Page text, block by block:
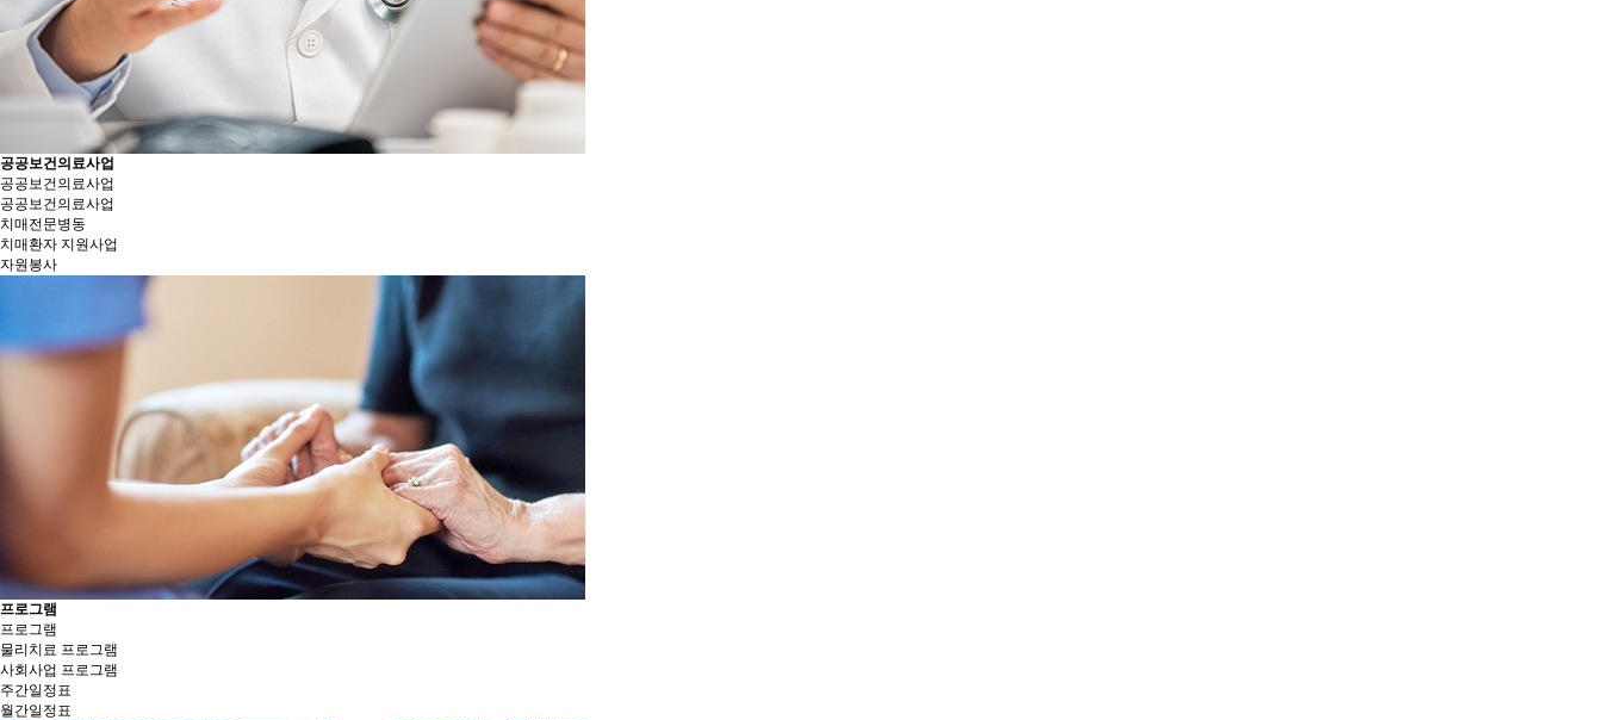
공공보건의료사업
공공보건의료사업
공공보건의료사업
치매전문병동
치매환자 지원사업
자원봉사
프로그램
프로그램
물리치료 프로그램
사회사업 프로그램
주간일정표
월간일정표